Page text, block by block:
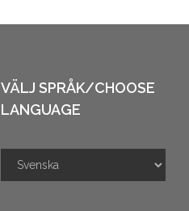
VÄLJ SPRÅK/CHOOSE
LANGUAGE